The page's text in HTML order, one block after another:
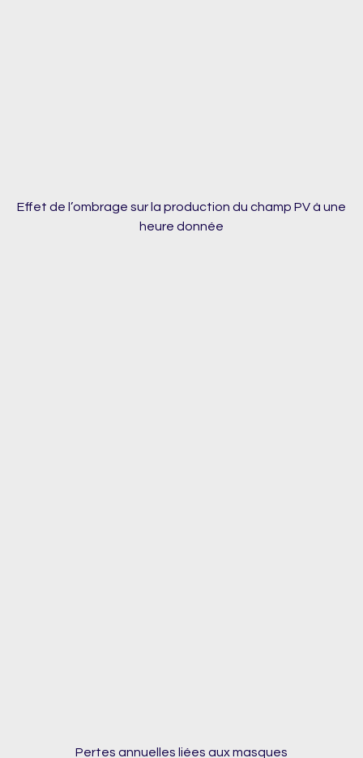
Effet de l’ombrage sur la production du champ PV à une
heure donnée
Pertes annuelles liées aux masques